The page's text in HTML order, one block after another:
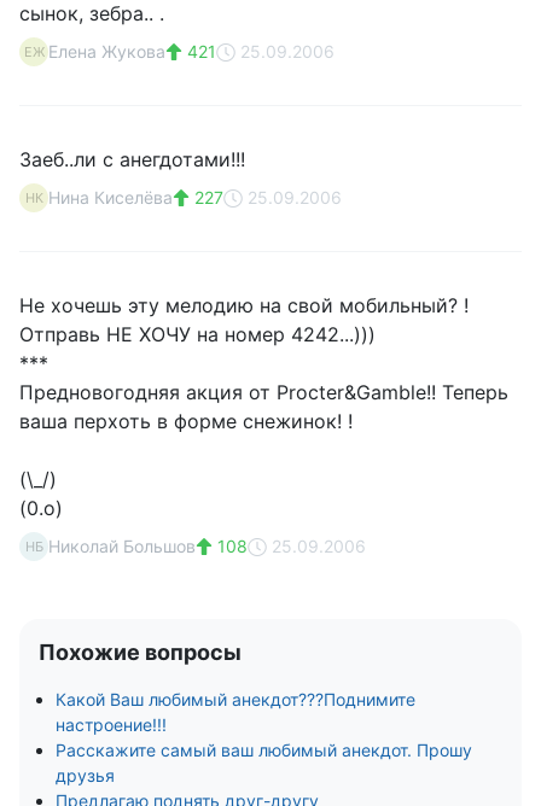
сынок, зебра.. .
ЕЖ Елена Жукова 421 25.09.2006
Заеб..ли с анегдотами!!!
НК Нина Киселёва 227 25.09.2006
Не хочешь эту мелодию на свой мобильный? !
Отправь НЕ ХОЧУ на номер 4242...)))
***
Предновогодняя акция от Procter&Gamble!! Теперь
ваша перхоть в форме снежинок! !
(\_/)
(0.о)
НБ Николай Большов 108 25.09.2006
Похожие вопросы
Какой Ваш любимый анекдот???Поднимите
настроение!!!
Расскажите самый ваш любимый анекдот. Прошу
друзья
Предлагаю поднять друг-другу